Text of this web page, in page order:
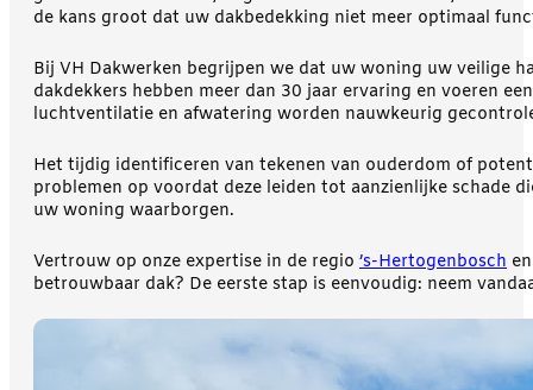
de kans groot dat uw dakbedekking niet meer optimaal
Bij VH Dakwerken begrijpen we dat uw woning uw veilige
dakdekkers hebben meer dan 30 jaar ervaring en voeren
luchtventilatie en afwatering worden nauwkeurig
Het tijdig identificeren van tekenen van ouderdom of
problemen op voordat deze leiden tot aanzienlijke schade
uw woning waarborgen.
Vertrouw op onze expertise in de regio ’s-Hertogenbosch
betrouwbaar dak? De eerste stap is eenvoudig: neem